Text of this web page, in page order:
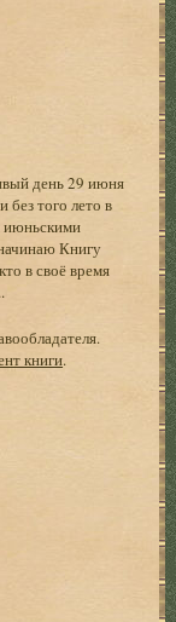
день 29 июня
без того лето в
июньскими
Книгу
в своё время
книги.